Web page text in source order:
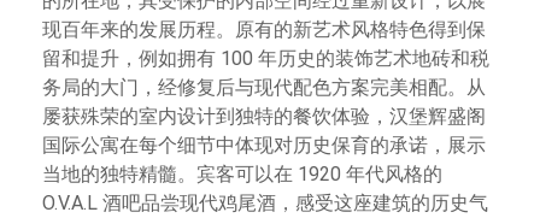
现百年来的发展历程。原有的新艺术风格特色得到保
留和提升，例如拥有 100 年历史的装饰艺术地砖和税
务局的大门，经修复后与现代配色方案完美相配。从
屡获殊荣的室内设计到独特的餐饮体验，汉堡辉盛阁
国际公寓在每个细节中体现对历史保育的承诺，展示
当地的独特精髓。宾客可以在 1920 年代风格的
O.V.A.L 酒吧品尝现代鸡尾酒，感受这座建筑的历史气